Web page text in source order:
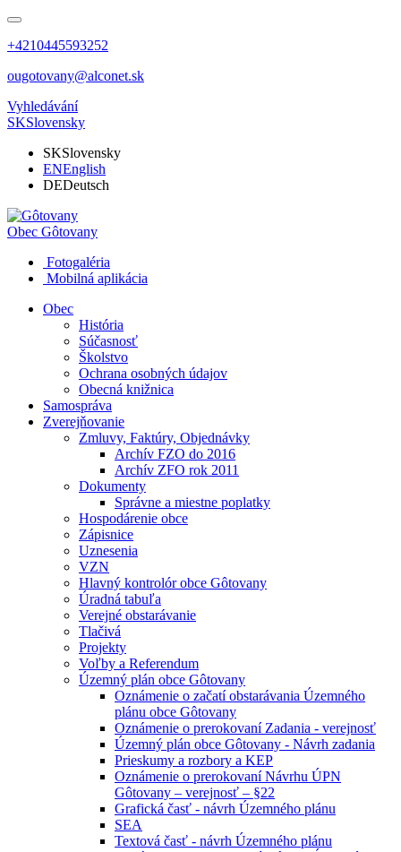
+4210445593252
ougotovany@alconet.sk
Vyhledávání
SKSlovensky
SKSlovensky
ENEnglish
DEDeutsch
Obec Gôtovany
Fotogaléria
Mobilná aplikácia
Obec
História
Súčasnosť
Školstvo
Ochrana osobných údajov
Obecná knižnica
Samospráva
Zverejňovanie
Zmluvy, Faktúry, Objednávky
Archív FZO do 2016
Archív ZFO rok 2011
Dokumenty
Správne a miestne poplatky
Hospodárenie obce
Zápisnice
Uznesenia
VZN
Hlavný kontrolór obce Gôtovany
Úradná tabuľa
Verejné obstarávanie
Tlačivá
Projekty
Voľby a Referendum
Územný plán obce Gôtovany
Oznámenie o začatí obstarávania Územného
plánu obce Gôtovany
Oznámenie o prerokovaní Zadania - verejnosť
Územný plán obce Gôtovany - Návrh zadania
Prieskumy a rozbory a KEP
Oznámenie o prerokovaní Návrhu ÚPN
Gôtovany – verejnosť – §22
Grafická časť - návrh Územného plánu
SEA
Textová časť - návrh Územného plánu